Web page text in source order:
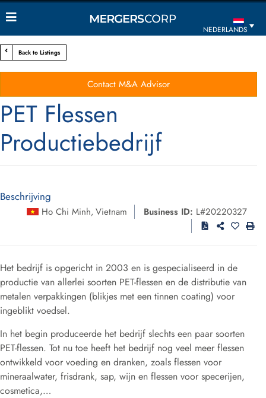
NEDERLANDS
Back to Listings
Contact M&A Advisor
PET Flessen
Productiebedrijf
Beschrijving
Ho Chi Minh, Vietnam Business ID: L#20220327
Het bedrijf is opgericht in 2003 en is gespecialiseerd in de
productie van allerlei soorten PET-flessen en de distributie van
metalen verpakkingen (blikjes met een tinnen coating) voor
ingeblikt voedsel.
In het begin produceerde het bedrijf slechts een paar soorten
PET-flessen. Tot nu toe heeft het bedrijf nog veel meer flessen
ontwikkeld voor voeding en dranken, zoals flessen voor
mineraalwater, frisdrank, sap, wijn en flessen voor specerijen,
cosmetica,…